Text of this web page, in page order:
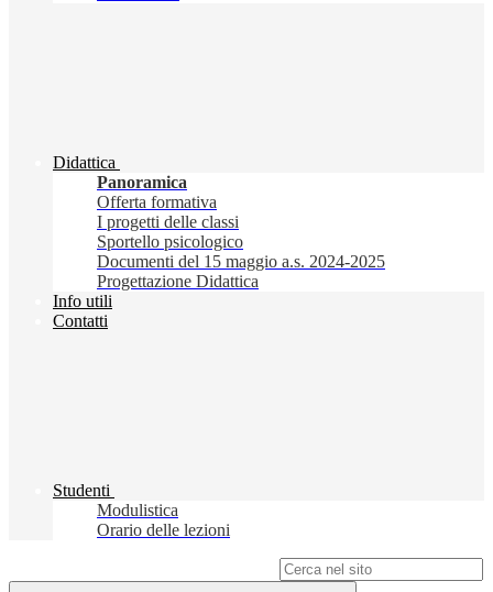
Didattica
Panoramica
Offerta formativa
I progetti delle classi
Sportello psicologico
Documenti del 15 maggio a.s. 2024-2025
Progettazione Didattica
Info utili
Contatti
Studenti
Modulistica
Orario delle lezioni